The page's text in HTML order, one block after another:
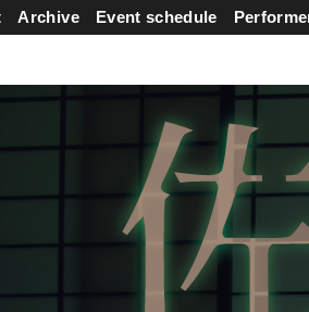
Archive Event schedule